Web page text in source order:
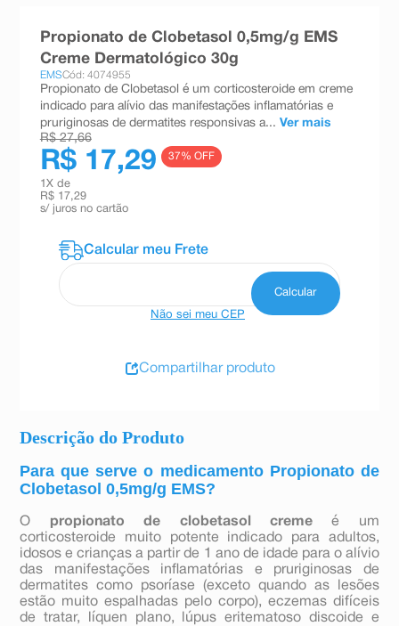
Descrição do Produto
Para que serve o medicamento Propionato de
Clobetasol 0,5mg/g EMS?
O propionato de clobetasol cremeé um
corticosteroide muito potente indicado para adultos,
idosos e crianças a partir de 1 ano de idade para o alívio
das manifestações inflamatórias e pruriginosas de
dermatites como psoríase (exceto quando as lesões
estão muito espalhadas pelo corpo), eczemas difíceis
de tratar, líquen plano, lúpus eritematoso discoide e
Propionato de Clobetasol 0,5mg/g EMS
Creme Dermatológico 30g
EMSCód: 4074955
Propionato de Clobetasol é um corticosteroide em creme
indicado para alívio das manifestações inflamatórias e
pruriginosas de dermatites responsivas a... Ver mais
R$ 27,66
R$ 17,29 37% OFF
1 X de
R$ 17,29
s/ juros no cartão
Não sei meu CEP
Compartilhar produto
absorvente
10ºshampoo